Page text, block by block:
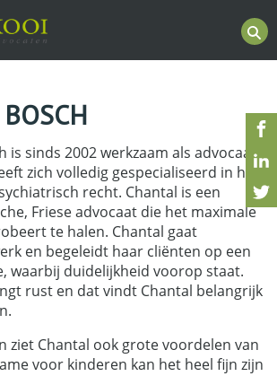
is sinds 2002 werkzaam als advocaat
zich volledig gespecialiseerd in het
recht. Chantal is een
Friese advocaat die het maximale
te halen. Chantal gaat
en begeleidt haar cliënten op een
waarbij duidelijkheid voorop staat.
rust en dat vindt Chantal belangrijk
ziet Chantal ook grote voordelen van
voor kinderen kan het heel fijn zijn